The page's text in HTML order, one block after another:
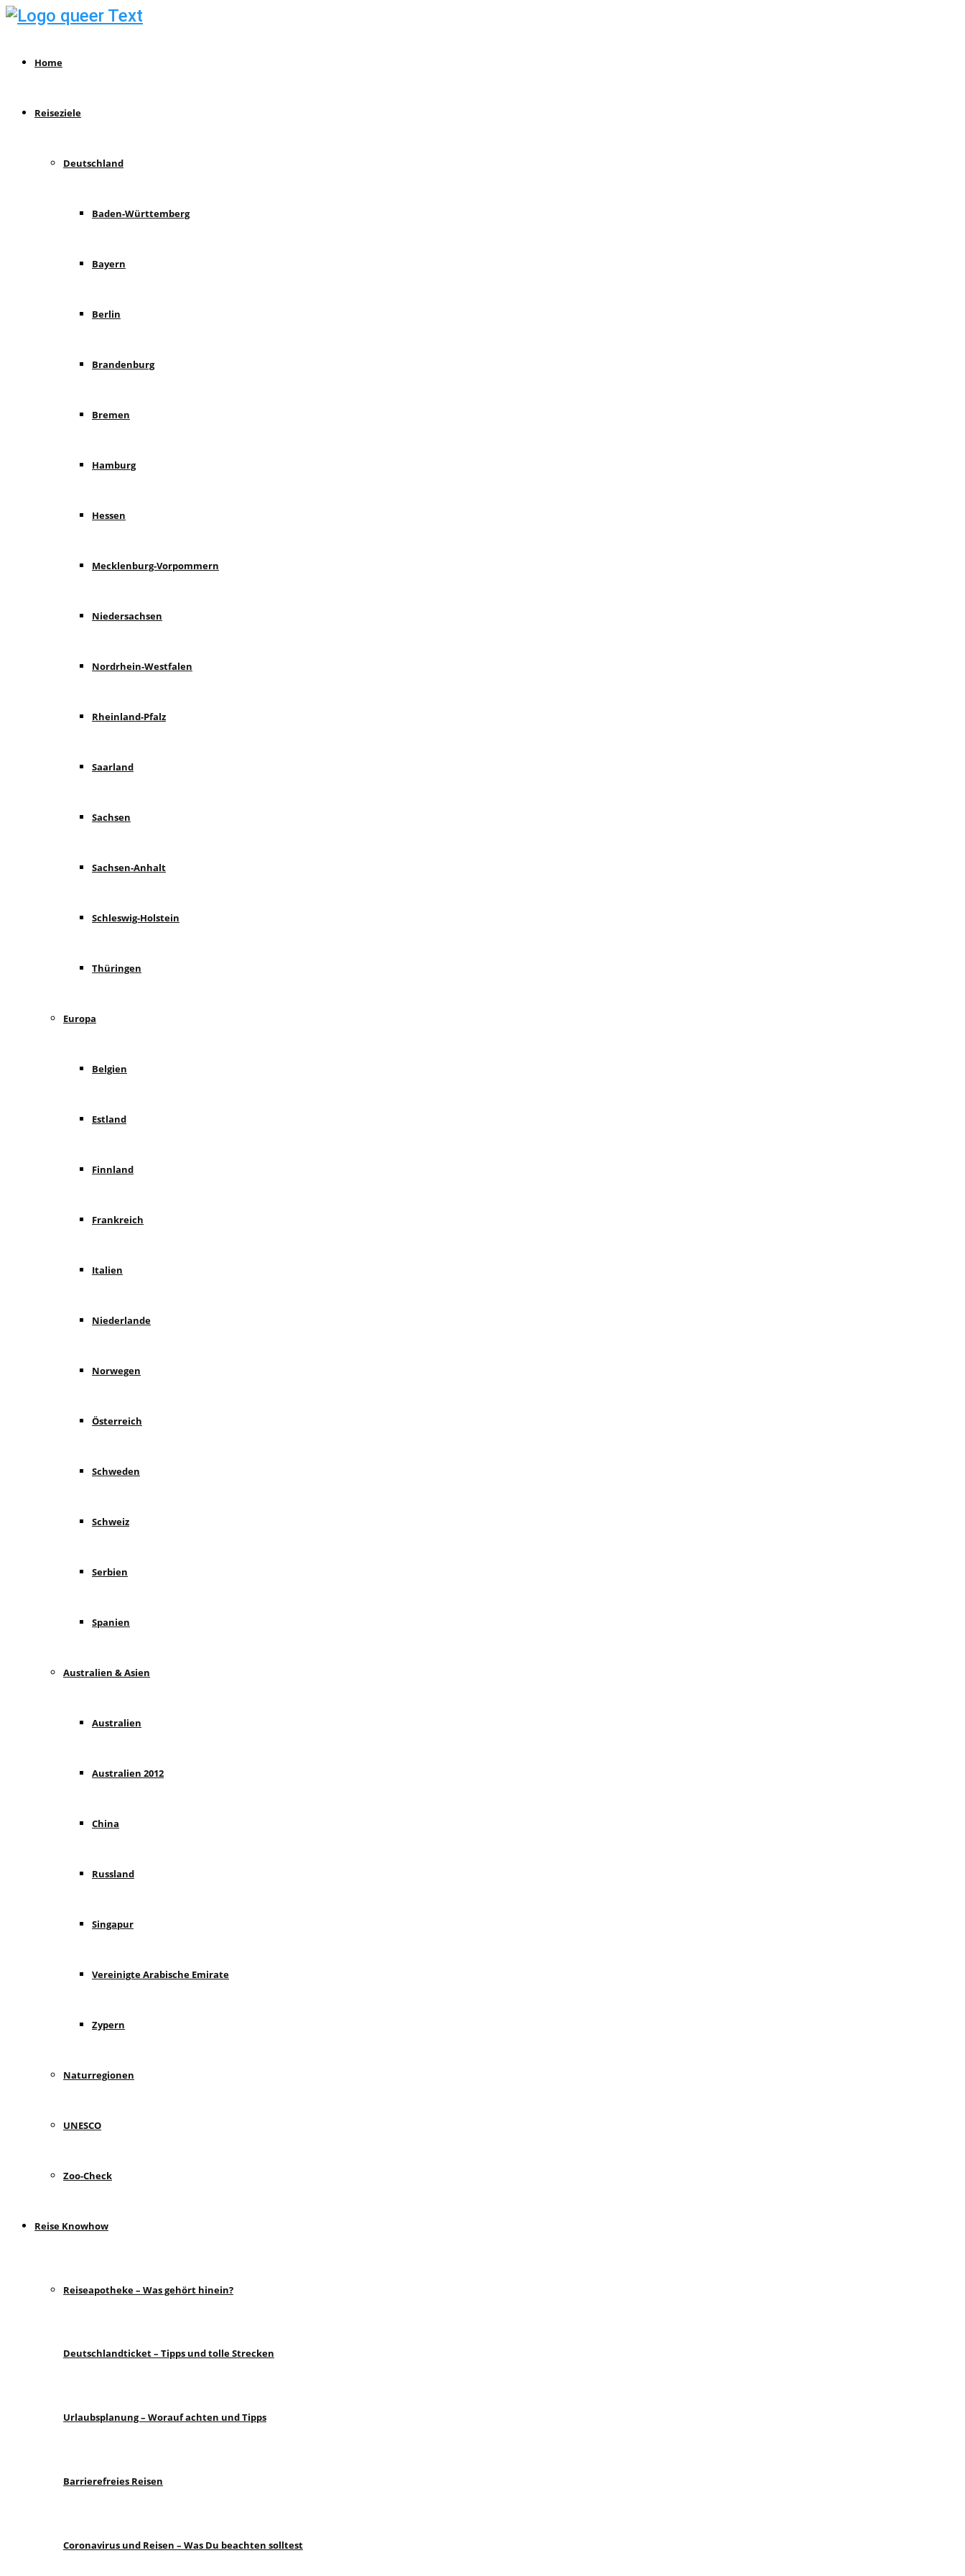
Home
Reiseziele
Deutschland
Baden-Württemberg
Bayern
Berlin
Brandenburg
Bremen
Hamburg
Hessen
Mecklenburg-Vorpommern
Niedersachsen
Nordrhein-Westfalen
Rheinland-Pfalz
Saarland
Sachsen
Sachsen-Anhalt
Schleswig-Holstein
Thüringen
Europa
Belgien
Estland
Finnland
Frankreich
Italien
Niederlande
Norwegen
Österreich
Schweden
Schweiz
Serbien
Spanien
Australien & Asien
Australien
Australien 2012
China
Russland
Singapur
Vereinigte Arabische Emirate
Zypern
Naturregionen
UNESCO
Zoo-Check
Reise Knowhow
Reiseapotheke – Was gehört hinein?
Deutschlandticket – Tipps und tolle Strecken
Urlaubsplanung – Worauf achten und Tipps
Barrierefreies Reisen
Coronavirus und Reisen – Was Du beachten solltest